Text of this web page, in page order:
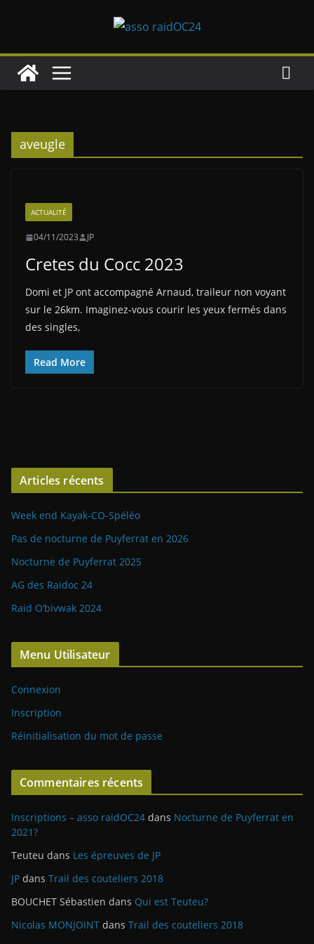
aveugle
ACTUALITÉ
04/11/2023 JP
Cretes du Cocc 2023
Domi et JP ont accompagné Arnaud, traileur non voyant
sur le 26km. Imaginez-vous courir les yeux fermés dans
des singles,
Read More
Articles récents
Week end Kayak-CO-Spéléo
Pas de nocturne de Puyferrat en 2026
Nocturne de Puyferrat 2025
AG des Raidoc 24
Raid O’bivwak 2024
Menu Utilisateur
Connexion
Inscription
Réinitialisation du mot de passe
Commentaires récents
Inscriptions – asso raidOC24 dans Nocturne de Puyferrat en
2021?
Teuteu dans Les épreuves de JP
JP dans Trail des couteliers 2018
BOUCHET Sébastien dans Qui est Teuteu?
Nicolas MONJOINT dans Trail des couteliers 2018